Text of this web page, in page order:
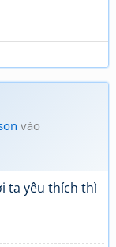
vào
ta yêu thích thì